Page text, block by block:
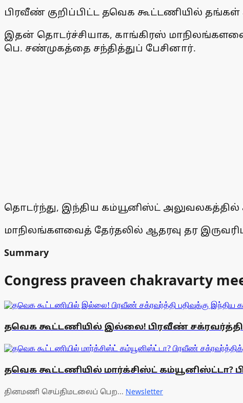
பிரவீண் குறிப்பிட்ட தவெக கூட்டணியில் தங்கள்
இதன் தொடர்ச்சியாக, காங்கிரஸ்
பெ. சண்முகத்தை சந்தித்துப் பேசினார்.
தொடர்ந்து, இந்திய கம்யூனிஸ்ட் அலுவலகத்தில்
மாநிலங்களவைத் தேர்தலில் ஆதரவு தர
Summary
Congress praveen chakravarty
தவெக கூட்டணியில் இல்லை! பிரவீண் சக்ரவர்த்தி
தவெக கூட்டணியில் மார்க்சிஸ்ட்
தினமணி செய்திமடலைப் பெற... Newsletter